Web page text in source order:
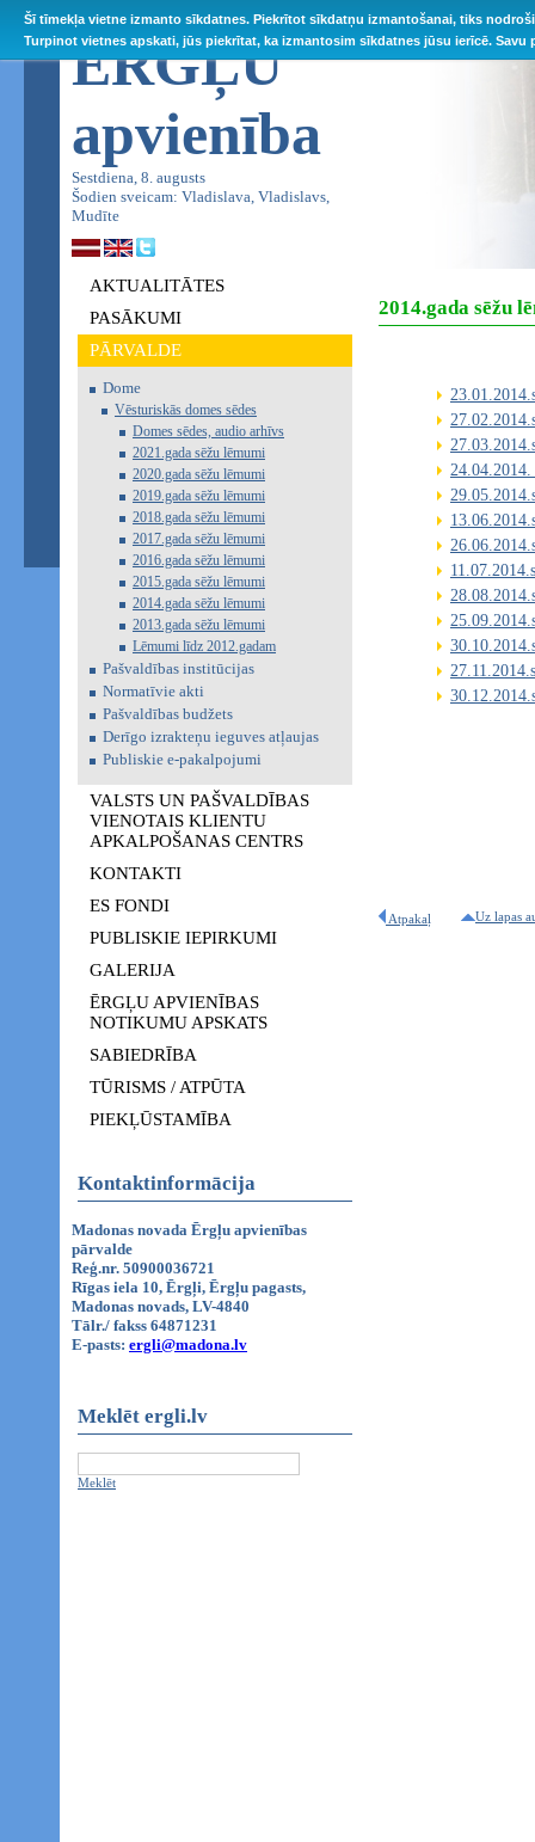
Šī tīmekļa vietne izmanto sīkdatnes. Piekrītot sīkdatņu izmantošanai, tiks
Turpinot vietnes apskati, jūs piekrītat, ka izmantosim sīkdatnes jūsu ierīcē.
ĒRGĻU
apvienība
Sestdiena, 8. augusts
Šodien sveicam: Vladislava, Vladislavs,
Mudīte
AKTUALITĀTES
PASĀKUMI
PĀRVALDE
Dome
Vēsturiskās domes sēdes
Domes sēdes, audio arhīvs
2021.gada sēžu lēmumi
2020.gada sēžu lēmumi
2019.gada sēžu lēmumi
2018.gada sēžu lēmumi
2017.gada sēžu lēmumi
2016.gada sēžu lēmumi
2015.gada sēžu lēmumi
2014.gada sēžu lēmumi
2013.gada sēžu lēmumi
Lēmumi līdz 2012.gadam
Pašvaldības institūcijas
Normatīvie akti
Pašvaldības budžets
Derīgo izrakteņu ieguves atļaujas
Publiskie e-pakalpojumi
VALSTS UN PAŠVALDĪBAS
VIENOTAIS KLIENTU
APKALPOŠANAS CENTRS
KONTAKTI
ES FONDI
PUBLISKIE IEPIRKUMI
GALERIJA
ĒRGĻU APVIENĪBAS
NOTIKUMU APSKATS
SABIEDRĪBA
TŪRISMS / ATPŪTA
PIEKĻŪSTAMĪBA
Kontaktinformācija
Madonas novada Ērgļu apvienības
pārvalde
Reģ.nr. 50900036721
Rīgas iela 10, Ērgļi, Ērgļu pagasts,
Madonas novads, LV-4840
Tālr./ fakss 64871231
E-pasts: ergli@madona.lv
Meklēt ergli.lv
Meklēt
2014.gada sēžu
24.04.2014.
Atpakaļ Uz lapas